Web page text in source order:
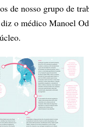
de nosso grupo de
o médico Manoel